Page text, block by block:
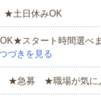
★土日休みOK
スタート時間選べ
づきを見る
★急募 ★職場が気に